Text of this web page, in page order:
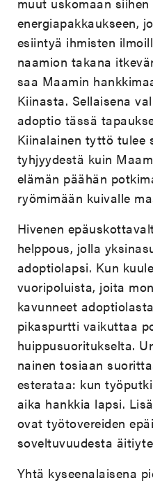
energiapakkaukseen,
esiintyä ihmisten
naamion takana
saa Maamin
Kiinasta. Sellaisena
adoptio tässä
Kiinalainen tyttö tulee
tyhjyydestä kuin
elämän päähän
ryömimään kuivalle
Hivenen
helppous, jolla
adoptiolapsi. Kun
vuoripoluista, joita
kavunneet
pikaspurtti vaikuttaa
huippusuoritukselta.
nainen tosiaan
esterataa: kun
aika hankkia lapsi.
ovat työtovereiden
soveltuvuudesta
Yhtä kyseenalaisena